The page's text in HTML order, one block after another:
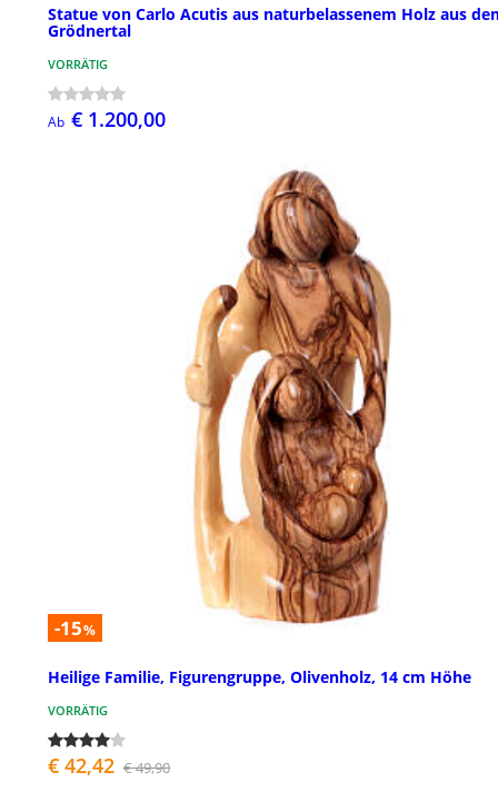
Statue von Carlo Acutis aus naturbelassenem Holz aus
Grödnertal
VORRÄTIG
Ab € 1.200,00
-15%
Heilige Familie, Figurengruppe, Olivenholz, 14 cm Höhe
VORRÄTIG
€ 42,42 € 49,90